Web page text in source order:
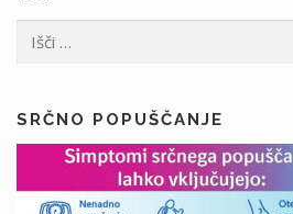
SRČNO POPUŠČANJE